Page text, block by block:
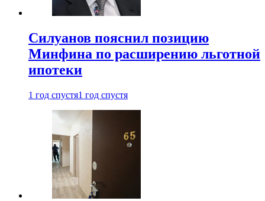
Силуанов пояснил позицию
Минфина по расширению льготной
ипотеки
1 год спустя1 год спустя